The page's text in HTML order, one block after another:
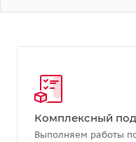
Комплексный
Выполняем работы